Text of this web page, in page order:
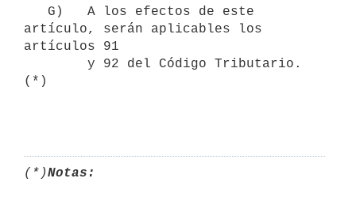
artículo, serán aplicables los
artículos 91
(*)
(*)Notas: